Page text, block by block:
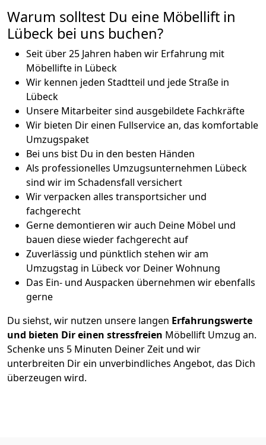
Warum solltest Du eine Möbellift in
Lübeck bei uns buchen?
Seit über 25 Jahren haben wir Erfahrung mit
Möbellifte in Lübeck
Wir kennen jeden Stadtteil und jede Straße in
Lübeck
Unsere Mitarbeiter sind ausgebildete Fachkräfte
Wir bieten Dir einen Fullservice an, das komfortable
Umzugspaket
Bei uns bist Du in den besten Händen
Als professionelles Umzugsunternehmen Lübeck
sind wir im Schadensfall versichert
Wir verpacken alles transportsicher und
fachgerecht
Gerne demontieren wir auch Deine Möbel und
bauen diese wieder fachgerecht auf
Zuverlässig und pünktlich stehen wir am
Umzugstag in Lübeck vor Deiner Wohnung
Das Ein- und Auspacken übernehmen wir ebenfalls
gerne
Du siehst, wir nutzen unsere langen Erfahrungswerte
und bieten Dir einen stressfreien Möbellift Umzug an.
Schenke uns 5 Minuten Deiner Zeit und wir
unterbreiten Dir ein unverbindliches Angebot, das Dich
überzeugen wird.